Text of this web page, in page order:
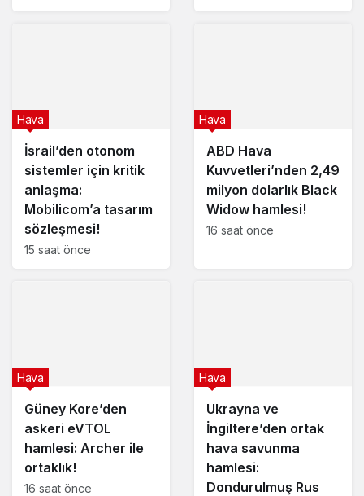
İsrail’den otonom
sistemler için kritik
anlaşma:
Mobilicom’a tasarım
sözleşmesi!
Hava
15 saat önce
ABD Hava
Kuvvetleri’nden 2,49
milyon dolarlık Black
Widow hamlesi!
Hava
16 saat önce
Güney Kore’den
askeri eVTOL
hamlesi: Archer ile
ortaklık!
Hava
16 saat önce
Ukrayna ve
İngiltere’den ortak
hava savunma
hamlesi:
Dondurulmuş Rus
Hava